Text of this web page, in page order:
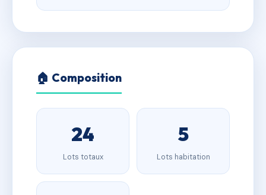
🏠 Composition
24
Lots totaux
5
Lots habitation